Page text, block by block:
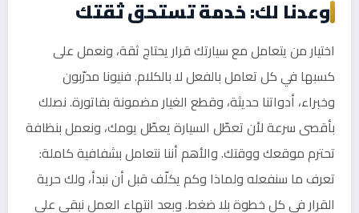
وعدنا لك: خدمة تستحق ثقتك
اختيار من يتعامل مع سيارتك قرار يحتاج ثقة، ونعمل على
كسبها في كل تعامل بالفعل لا بالكلام. فنيونا مدرّبون
وخبراء، أدواتنا حديثة، وقطع الغيار مضمونة بفاتورة. نصلك
بأقصى سرعة لأن تعطّل السيارة يعطّل يومك، ونعمل بنظافة
تحترم موقعك ووقتك. والأهم أننا نتعامل بشفافية كاملة:
تعرف ما سنفعله ولماذا وكم يكلّف قبل أن نبدأ، ولك حرية
القرار في كل خطوة بلا ضغط. وبعد انتهاء العمل نبقى على